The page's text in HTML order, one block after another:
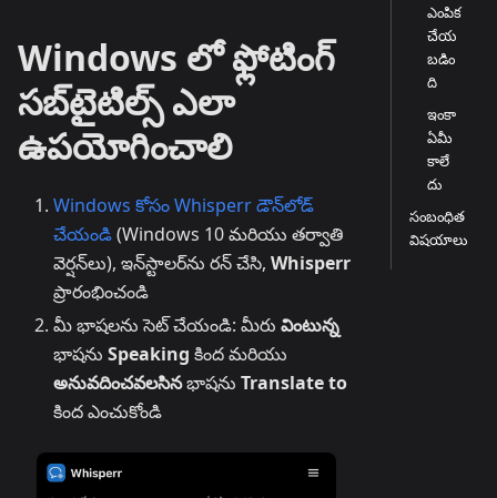
Windows లో ఫ్లోటింగ్
సబ్‌టైటిల్స్ ఎలా
ఉపయోగించాలి
Windows కోసం Whisperr డౌన్‌లోడ్
చేయండి(Windows 10 మరియు తర్వాతి
వెర్షన్‌లు), ఇన్‌స్టాలర్‌ను రన్ చేసి, Whisperr
ప్రారంభించండి
మీ భాషలను సెట్ చేయండి: మీరు వింటున్న
భాషను Speaking కింద మరియు
అనువదించవలసినభాషను Translate to
కింద ఎంచుకోండి
ఎంపిక
చేయ
బడిం
ది
ఇంకా
ఏమీ
కాలే
దు
సంబంధిత
విషయాలు